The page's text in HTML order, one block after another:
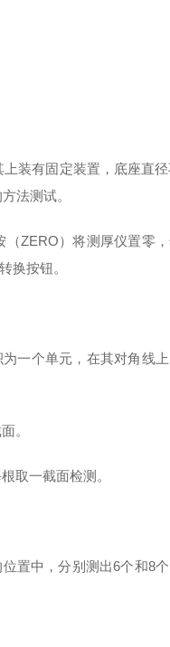
装有固定装置，底座直
法测试。
ZERO）将测厚仪置零
换按钮。
一个单元，在其对角线
。
取一截面检测。
置中，分别测出6个和8